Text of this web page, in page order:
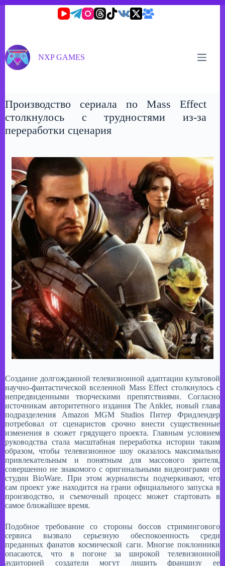
NXP GAMES
Производство сериала по Mass Effect
столкнулось с трудностями из-за
переработки сценария
Создание долгожданной телевизионной адаптации культовой
научно-фантастической вселенной Mass Effect столкнулось с
непредвиденными творческими препятствиями. Согласно
источникам авторитетного издания The Ankler, новый глава
подразделения Amazon MGM Studios Питер Фридлендер
потребовал от сценаристов срочно внести существенные
изменения в сюжет грядущего проекта. Главным условием
руководства стала масштабная переработка истории таким
образом, чтобы телевизионное шоу оказалось максимально
привлекательным и понятным для массового зрителя,
совершенно не знакомого с оригинальными видеоиграми от
студии BioWare. При этом журналисты подчеркивают, что
сам проект уже находится на грани официального запуска в
производство, и съемочный процесс может стартовать в
самое ближайшее время.​
Подобное требование со стороны боссов стримингового
сервиса вызвало серьезную обеспокоенность среди
преданных фанатов космической саги. Многие поклонники
опасаются, что в погоне за широкой телевизионной
аудиторией создатели могут лишить франшизу ее